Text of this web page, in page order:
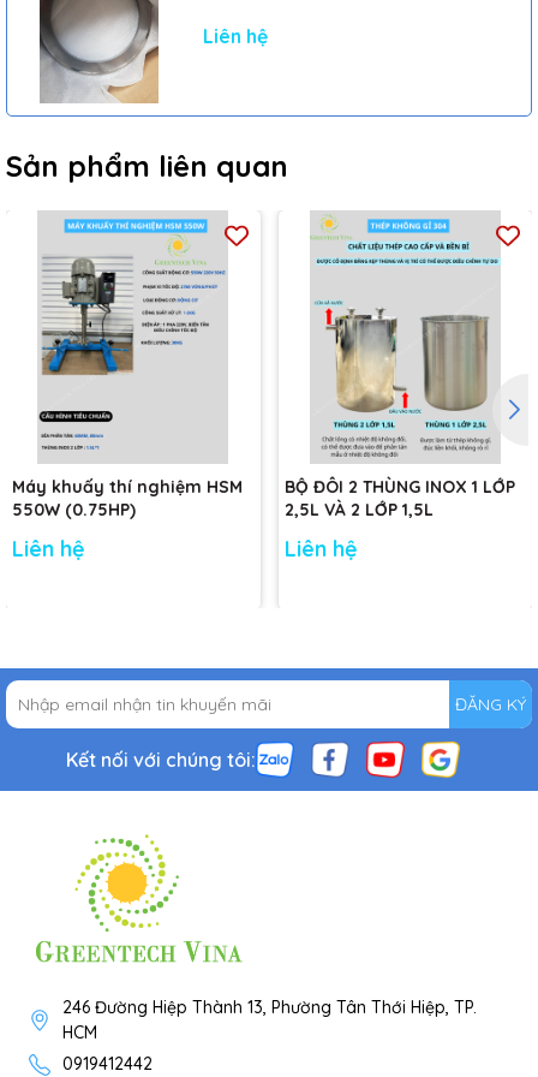
trộn đều, đồng hóa trở nên láng mịn, không bị tách lớp. Máy
được khuấy đồng hóa mẫu thí nghiệm sử dụng trong các ứng
dụng như
Sản xuất sơn, mực in
Mẫu phân bón, thuốc bảo vệ thực vật
Nghiên cứu khoa học……..
Liên hệ
Sản phẩm liên quan
Máy khuấy thí nghiệm HSM
550W (0.75HP)
Liên hệ
BỘ ĐÔI 2 THÙNG INOX 1 LỚP
2,5L VÀ 2 LỚP 1,5L
Liên hệ
ĐĂNG KÝ
Kết nối với chúng tôi:
246 Đường Hiệp Thành 13, Phường Tân Thới Hiệp, TP.
HCM
0919412442